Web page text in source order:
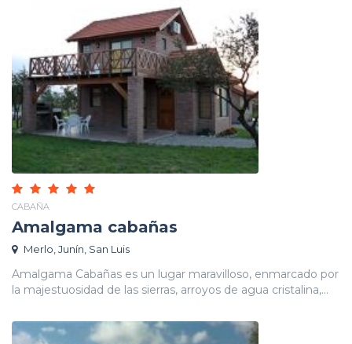
CABAÑA
Amalgama cabañas
Merlo, Junín, San Luis
Amalgama Cabañas es un lugar maravilloso, enmarcado por
la majestuosidad de las sierras, arroyos de agua cristalina,...